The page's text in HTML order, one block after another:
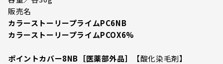
販売名
カラーストーリープライムPC6NB
カラーストーリープライムPCOX6%
ポイントカバー8NB［医薬部外品］
【酸化染毛剤】